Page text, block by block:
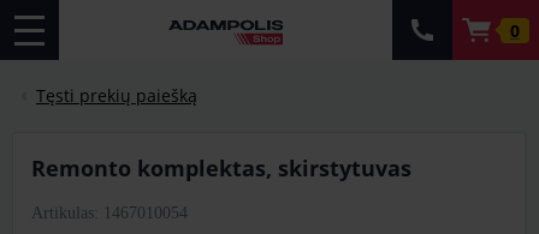
0
Tęsti prekių paiešką
remonto komplektas, skirstytuvas
Artikulas: 1467010054